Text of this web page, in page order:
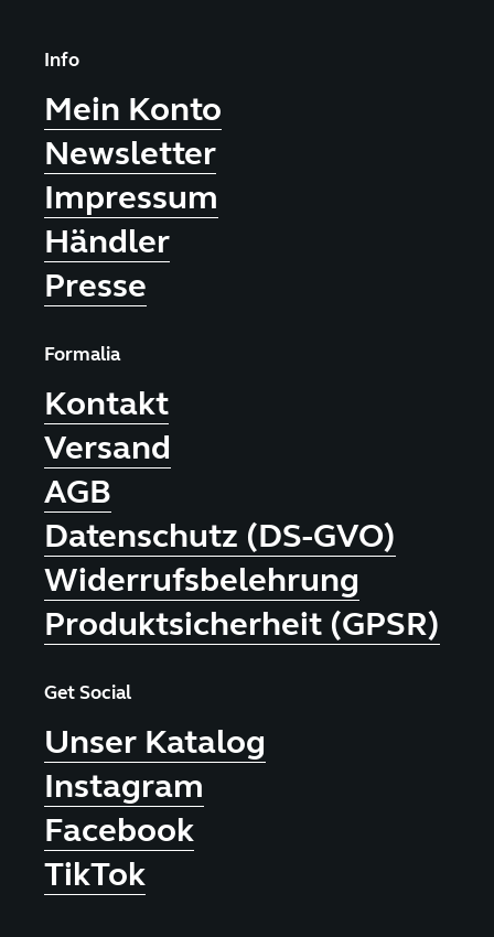
Info
Mein Konto
Newsletter
Impressum
Händler
Presse
Formalia
Kontakt
Versand
AGB
Datenschutz (DS-GVO)
Widerrufsbelehrung
Produktsicherheit (GPSR)
Get Social
Unser Katalog
Instagram
Facebook
TikTok